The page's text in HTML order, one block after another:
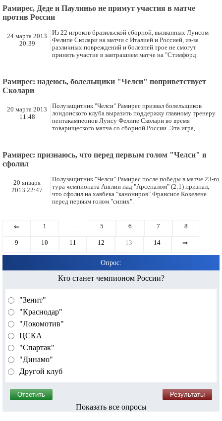
Рамирес, Деде и Паулиньо не примут участия в матче
против России
24 марта 2013
20:39
Из 22 игроков бразильской сборной, вызванных Луисом
Фелипе Сколари на матчи с Италией и Россией, из-за
различных повреждений и болезней трое не смогут
принять участие в завтрашнем матче на "Стэмфорд
Рамирес: надеюсь, болельщики "Челси" поприветствует
Сколари
20 марта 2013
11:48
Полузащитник "Челси" Рамирес призвал болельщиков
лондонского клуба выразить поддержку главному тренеру
пентакампеонов Луису Фелипе Сколари во время
товарищеского матча со сборной России. Эта игра,
Рамирес: признаюсь, что перед первым голом "Челси" я
сфолил
20 января
2013 22:47
Полузащитник "Челси" Рамирес после победы в матче 23-го
тура чемпионата Англии над "Арсеналом" (2:1) признал,
что сфолил на хавбека "канониров" Франсисе Кокелене
перед первым голом "синих".
⇐ 1 ... 5 6 7 8
9 10 11 12 13 14 ⇒
Опрос:
Кто станет чемпионом России?
"Зенит"
"Краснодар"
"Локомотив"
ЦСКА
"Спартак"
"Динамо"
Другой клуб
Показать все опросы